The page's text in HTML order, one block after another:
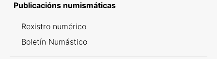
Publicacións numismáticas
Rexistro numérico
Boletín Numástico